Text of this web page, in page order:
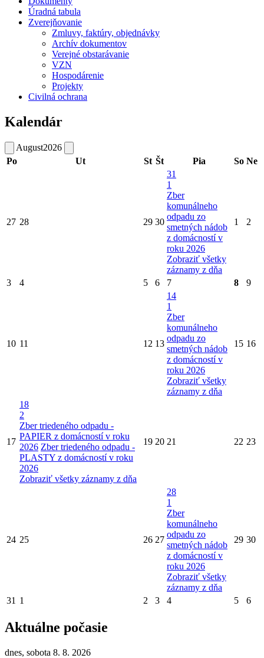
Úradná tabula
Zverejňovanie
Zmluvy, faktúry, objednávky
Archív dokumentov
Verejné obstarávanie
VZN
Hospodárenie
Projekty
Civilná ochrana
Kalendár
August2026
Po
Ut St Št Pia So Ne
27 28 29 30
31
1
Zber
komunálneho
odpadu zo
smetných nádob
z domácností v
roku 2026
Zobraziť všetky
záznamy z dňa
1 2
3 4 5 6 7 8 9
10 11 12 13
14
1
Zber
komunálneho
odpadu zo
smetných nádob
z domácností v
roku 2026
Zobraziť všetky
záznamy z dňa
15 16
17
18
2
Zber triedeného odpadu -
PAPIER z domácností v roku
2026 Zber triedeného odpadu -
PLASTY z domácností v roku
2026
Zobraziť všetky záznamy z dňa
19 20 21 22 23
24 25 26 27
28
1
Zber
komunálneho
odpadu zo
smetných nádob
z domácností v
roku 2026
Zobraziť všetky
záznamy z dňa
29 30
31 1 2 3 4 5 6
Aktuálne počasie
dnes, sobota 8. 8. 2026